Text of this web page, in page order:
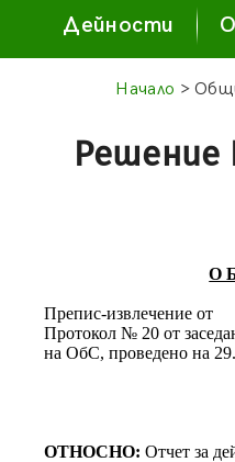
Дейности
Начало >
Решение
О
Препис-извлечение от
Протокол № 20 от
на ОбС, проведено на
ОТНОСНО:Отчет за